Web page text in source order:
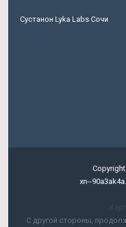
Сустанон Lyka Labs Сочи
xn--
С другой стороны,